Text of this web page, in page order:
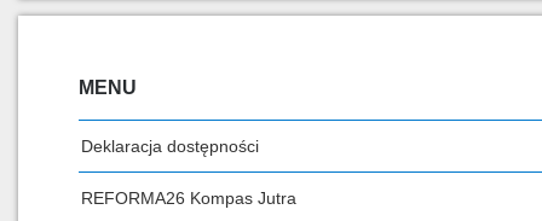
MENU
Deklaracja dostępności
REFORMA26 Kompas Jutra